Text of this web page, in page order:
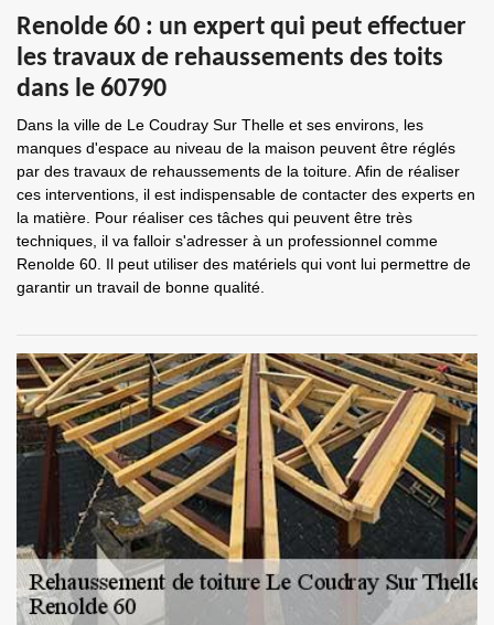
Renolde 60 : un expert qui peut effectuer
les travaux de rehaussements des toits
dans le 60790
Dans la ville de Le Coudray Sur Thelle et ses environs, les
manques d'espace au niveau de la maison peuvent être réglés
par des travaux de rehaussements de la toiture. Afin de réaliser
ces interventions, il est indispensable de contacter des experts en
la matière. Pour réaliser ces tâches qui peuvent être très
techniques, il va falloir s'adresser à un professionnel comme
Renolde 60. Il peut utiliser des matériels qui vont lui permettre de
garantir un travail de bonne qualité.